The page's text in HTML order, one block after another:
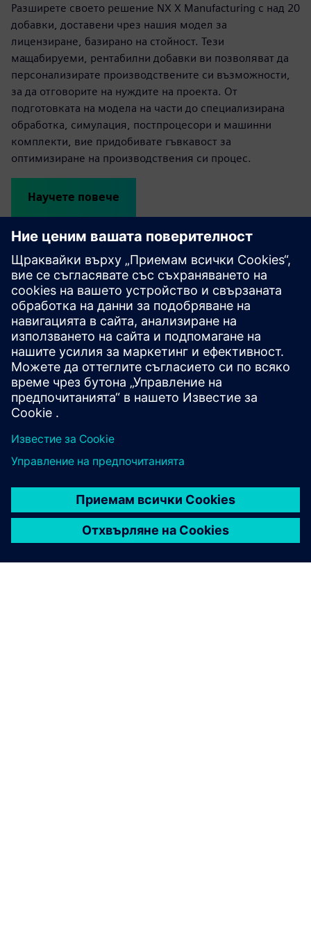
Разширете своето решение NX X Manufacturing с над 20
добавки, доставени чрез нашия модел за
лицензиране, базирано на стойност. Тези
мащабируеми, рентабилни добавки ви позволяват да
персонализирате производствените си възможности,
за да отговорите на нуждите на проекта. От
подготовката на модела на части до специализирана
обработка, симулация, постпроцесори и машинни
комплекти, вие придобивате гъвкавост за
оптимизиране на производствения си процес.
Научете повече